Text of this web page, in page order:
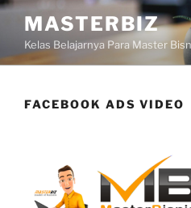
Skip
content
MASTERBIZ
Kelas Belajarnya Para Master
FACEBOOK ADS VIDEO